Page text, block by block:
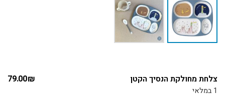
צלחת מחולקת הנסיך הקטן 79.00₪
1 במלאי